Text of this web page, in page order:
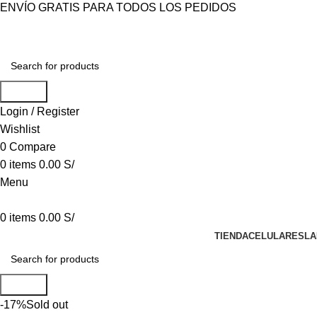
ENVÍO GRATIS PARA TODOS LOS PEDIDOS
Login / Register
Wishlist
0 Compare
0 items 0.00 S/
Menu
0 items 0.00 S/
TIENDACELULARES
-17%Sold out